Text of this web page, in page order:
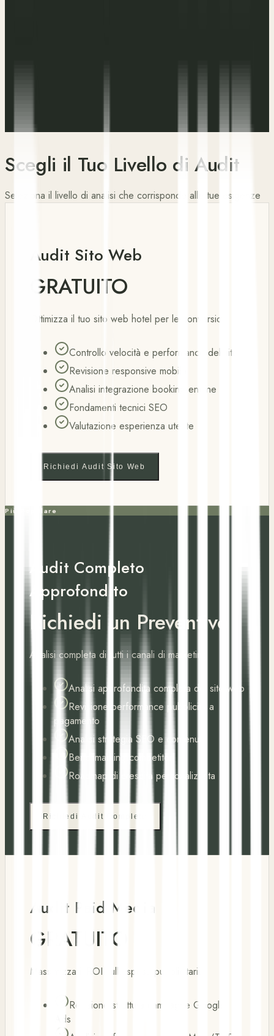
Scegli il Tuo Livello di Audit
Seleziona il livello di analisi che corrisponde alle tue esigenze
Audit Sito Web
GRATUITO
Ottimizza il tuo sito web hotel per le conversioni
Controllo velocità e performance del sito
Revisione responsive mobile
Analisi integrazione booking engine
Fondamenti tecnici SEO
Valutazione esperienza utente
Richiedi Audit Sito Web
Più Popolare
Audit Completo
Approfondito
Richiedi un Preventivo
Analisi completa di tutti i canali di marketing
Analisi approfondita completa del sito web
Revisione performance pubblicità a
pagamento
Analisi strategia SEO e contenuti
Benchmarking competitor
Roadmap di crescita personalizzata
Richiedi Audit Completo
Audit Paid Media
GRATUITO
Massimizza il ROI sulla spesa pubblicitaria
Revisione struttura campagne Google
Ads